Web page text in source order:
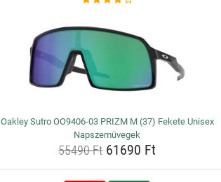
Oakley Sutro OO9406-03 PRIZM M (37) Fekete Unisex
Napszemüvegek
55490 Ft61690 Ft